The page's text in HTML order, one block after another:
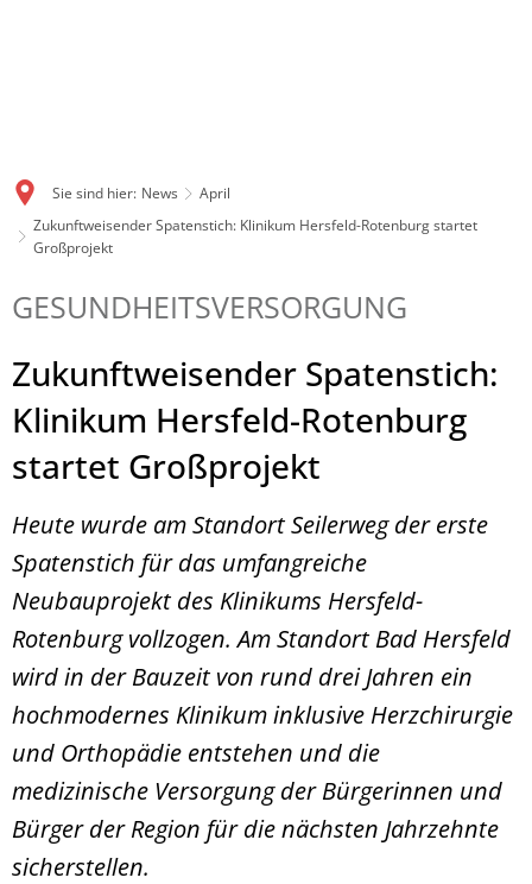
Sie sind hier: News
April
Zukunftweisender Spatenstich: Klinikum Hersfeld-Rotenburg startet
Großprojekt
GESUNDHEITSVERSORGUNG
Zukunftweisender Spatenstich:
Klinikum Hersfeld-Rotenburg
startet Großprojekt
Heute wurde am Standort Seilerweg der erste
Spatenstich für das umfangreiche
Neubauprojekt des Klinikums Hersfeld-
Rotenburg vollzogen. Am Standort Bad Hersfeld
wird in der Bauzeit von rund drei Jahren ein
hochmodernes Klinikum inklusive Herzchirurgie
und Orthopädie entstehen und die
medizinische Versorgung der Bürgerinnen und
Bürger der Region für die nächsten Jahrzehnte
sicherstellen.